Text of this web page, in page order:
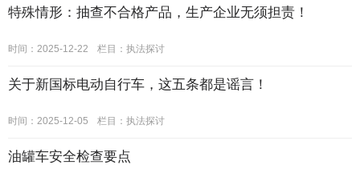
特殊情形：抽查不合格产品，生产企业无须担责！
时间：2025-12-22 栏目： 执法探讨
关于新国标电动自行车，这五条都是谣言！
时间：2025-12-05 栏目： 执法探讨
油罐车安全检查要点